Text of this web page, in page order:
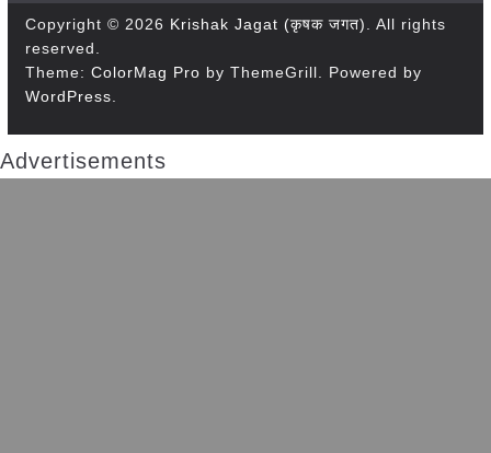
Copyright © 2026 Krishak Jagat (कृषक जगत)
. All rights
reserved.
Theme: ColorMag Pro by ThemeGrill. Powered by
WordPress
Advertisements